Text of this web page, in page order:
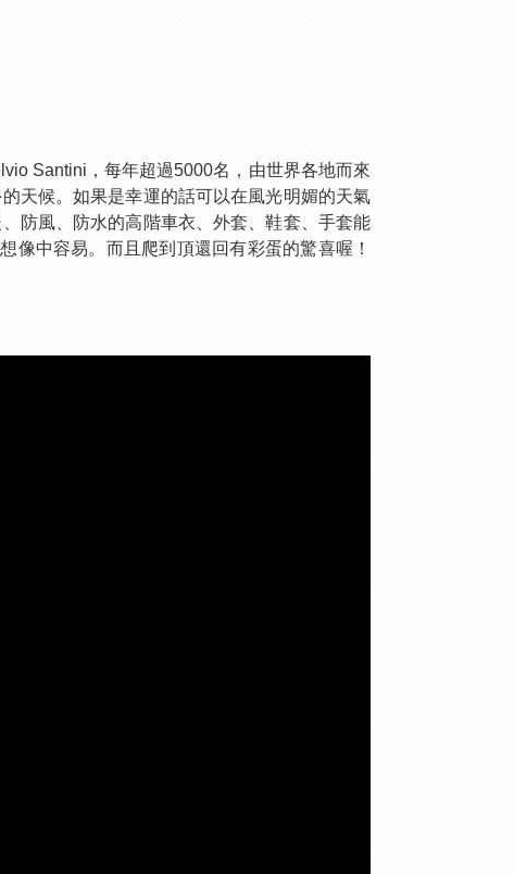
Santini，每年超過5000名，由世界各地而來
天候。如果是幸運的話可以在風光明媚的天氣
防風、 防水的高階車衣 、外套 、鞋套 手套能
像中容易。而且爬到頂還回有彩蛋的驚喜喔！